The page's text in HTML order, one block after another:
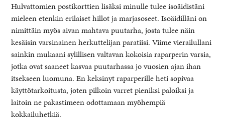
Hulvattomien postikorttien lisäksi minulle tulee isoäidistäni
mieleen etenkin erilaiset hillot ja marjasoseet. Isoäidilläni on
nimittäin myös aivan mahtava puutarha, josta tulee näin
kesäisin varsinainen herkuttelijan paratiisi. Viime vierailullani
sainkin mukaani sylillisen valtavan kokoisia raparperin varsia,
jotka ovat saaneet kasvaa puutarhassa jo vuosien ajan ihan
itsekseen luomuna. En keksinyt raparperille heti sopivaa
käyttötarkoitusta, joten pilkoin varret pieniksi paloiksi ja
laitoin ne pakastimeen odottamaan myöhempiä
kokkailuhetkiä.